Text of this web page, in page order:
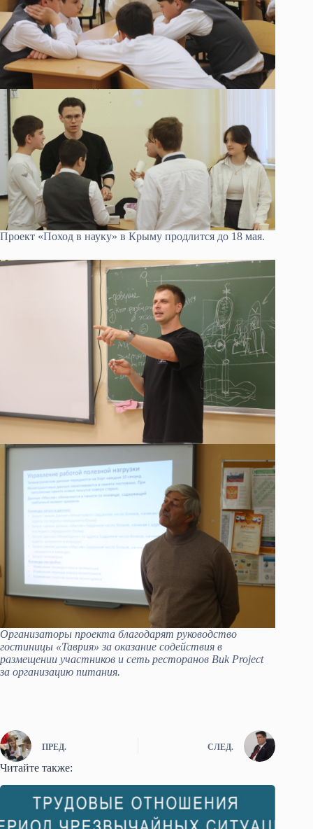
Проект «Поход в науку» в Крыму продлится до 18 мая.
Организаторы проекта благодарят руководство
гостиницы «Таврия» за оказание содействия в
размещении участников и сеть ресторанов Buk Project
за организацию питания.
ПРЕД. СЛЕД.
Читайте также: